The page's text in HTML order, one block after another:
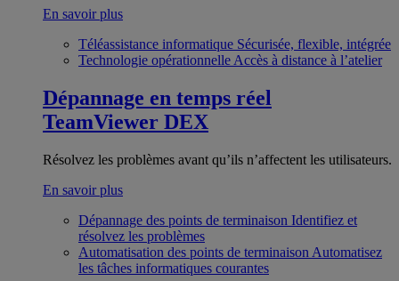
En savoir plus
Téléassistance informatique Sécurisée, flexible, intégrée
Technologie opérationnelle Accès à distance à l’atelier
Dépannage en temps réel
TeamViewer DEX
Résolvez les problèmes avant qu’ils n’affectent les utilisateurs.
En savoir plus
Dépannage des points de terminaison Identifiez et
résolvez les problèmes
Automatisation des points de terminaison Automatisez
les tâches informatiques courantes